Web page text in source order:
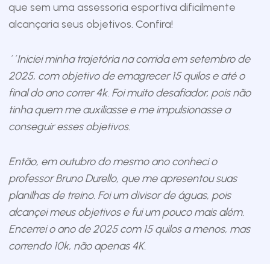
que sem uma assessoria esportiva dificilmente
alcançaria seus objetivos. Confira!
´´Iniciei minha trajetória na corrida em setembro de
2025, com objetivo de emagrecer 15 quilos e até o
final do ano correr 4k. Foi muito desafiador, pois não
tinha quem me auxiliasse e me impulsionasse a
conseguir esses objetivos.
Então, em outubro do mesmo ano conheci o
professor Bruno Durello, que me apresentou suas
planilhas de treino. Foi um divisor de águas, pois
alcançei meus objetivos e fui um pouco mais além.
Encerrei o ano de 2025 com 15 quilos a menos, mas
correndo 10k, não apenas 4K.